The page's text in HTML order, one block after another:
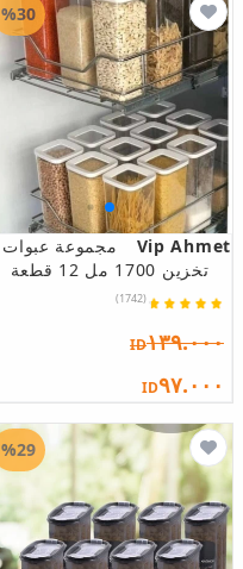
Vip Ahmet
مجموعة عبوات
تخزين 1700 مل 12 قطعة
(1742)
ID١٣٩.٠٠٠
ID٩٧.٠٠٠
%30
%29